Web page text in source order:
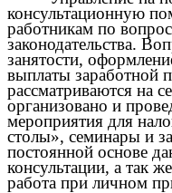
консультационную
работникам по
законодательства.
занятости,
выплаты заработной
рассматриваются на
организовано и
мероприятия для
столы», семинары и
постоянной основе
консультации, а так
работа при личном